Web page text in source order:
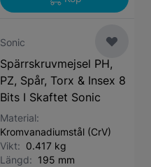
Sonic
Spärrskruvmejsel PH,
PZ, Spår, Torx & Insex 8
Bits I Skaftet Sonic
Material:
Kromvanadiumstål (CrV)
Vikt: 0.417 kg
Längd: 195 mm